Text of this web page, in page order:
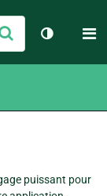
Envoyer
Changer
puissant pour